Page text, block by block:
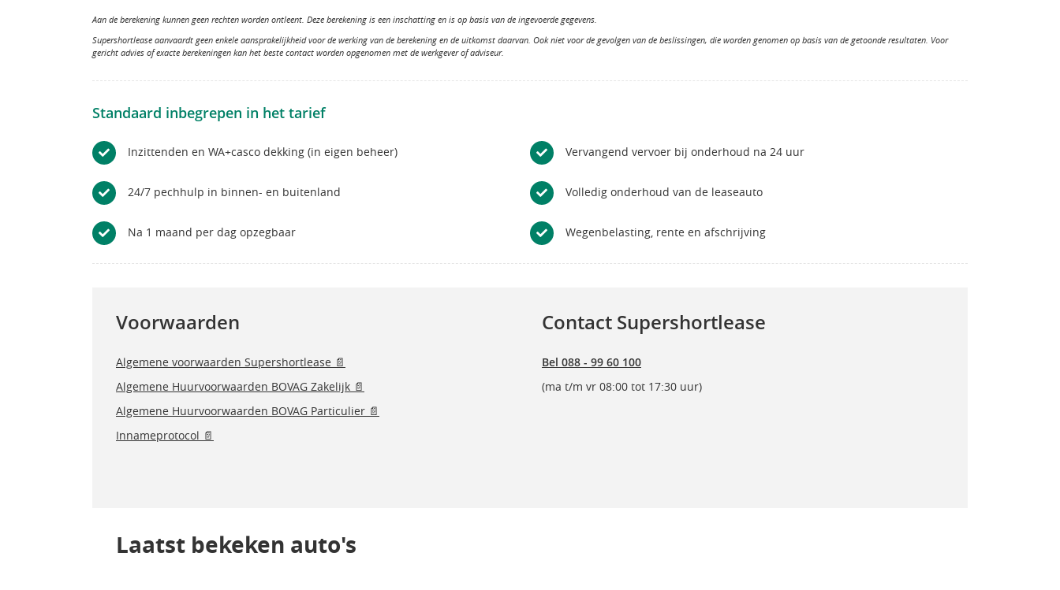
Aan de berekening kunnen geen rechten worden ontleent. Deze berekening is een inschatting en is op basis van de ingevoerde gegevens.
Supershortlease aanvaardt geen enkele aansprakelijkheid voor de werking van de berekening en de uitkomst daarvan. Ook niet voor de gevolgen van de beslissingen, die worden genomen op basis van de getoonde resultaten. Voor
gericht advies of exacte berekeningen kan het beste contact worden opgenomen met de werkgever of adviseur.
Standaard inbegrepen in het tarief
Inzittenden en WA+casco dekking (in eigen beheer) Vervangend vervoer bij onderhoud na 24 uur
24/7 pechhulp in binnen- en buitenland Volledig onderhoud van de leaseauto
Na 1 maand per dag opzegbaar Wegenbelasting, rente en afschrijving
Voorwaarden
Algemene voorwaarden Supershortlease 📄
Algemene Huurvoorwaarden BOVAG Zakelijk 📄
Algemene Huurvoorwaarden BOVAG Particulier 📄
Innameprotocol 📄
Contact Supershortlease
Bel 088 - 99 60 100
(ma t/m vr 08:00 tot 17:30 uur)
Laatst bekeken auto's